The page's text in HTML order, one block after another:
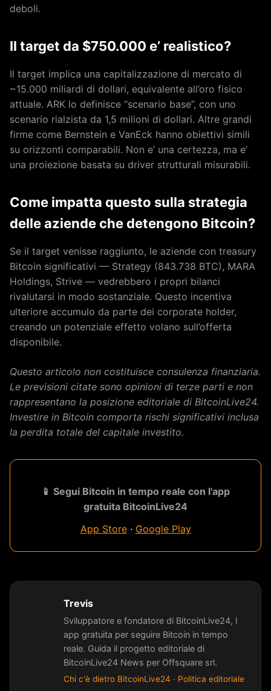
deboli.
Il target da $750.000 e’ realistico?
Il target implica una capitalizzazione di mercato di
~15.000 miliardi di dollari, equivalente all’oro fisico
attuale. ARK lo definisce “scenario base”, con uno
scenario rialzista da 1,5 milioni di dollari. Altre grandi
firme come Bernstein e VanEck hanno obiettivi simili
su orizzonti comparabili. Non e’ una certezza, ma e’
una proiezione basata su driver strutturali misurabili.
Come impatta questo sulla strategia
delle aziende che detengono Bitcoin?
Se il target venisse raggiunto, le aziende con treasury
Bitcoin significativi — Strategy (843.738 BTC), MARA
Holdings, Strive — vedrebbero i propri bilanci
rivalutarsi in modo sostanziale. Questo incentiva
ulteriore accumulo da parte dei corporate holder,
creando un potenziale effetto volano sull’offerta
disponibile.
Questo articolo non costituisce consulenza finanziaria.
Le previsioni citate sono opinioni di terze parti e non
rappresentano la posizione editoriale di BitcoinLive24.
Investire in Bitcoin comporta rischi significativi inclusa
la perdita totale del capitale investito.
📱 Segui Bitcoin in tempo reale con l'app
gratuita BitcoinLive24
App Store· Google Play
Trevis
Sviluppatore e fondatore di BitcoinLive24, l
app gratuita per seguire Bitcoin in tempo
reale. Guida il progetto editoriale di
BitcoinLive24 News per Offsquare srl.
Chi c'è dietro BitcoinLive24 · Politica editoriale